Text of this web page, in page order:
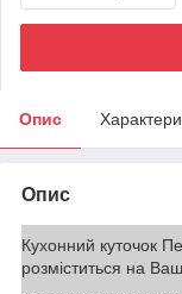
Опис
Опис
Кухонний куточок
розміститься на